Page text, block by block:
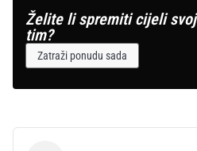
Želite li spremiti cijeli svoj
tim?
Zatraži ponudu sada